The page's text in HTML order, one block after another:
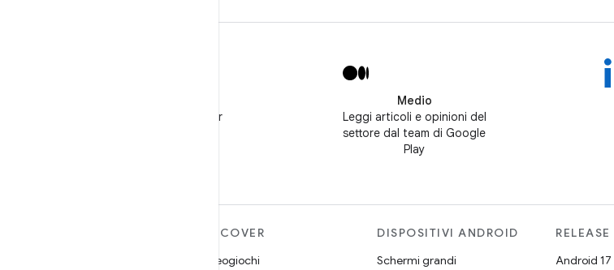
Segui @GooglePlayBiz per
Medio
Leggi articoli e opinioni del
settore dal team di Google
Play
DISCOVER
Videogiochi
DISPOSITIVI ANDROID
Schermi grandi
RELEASE
Android 17